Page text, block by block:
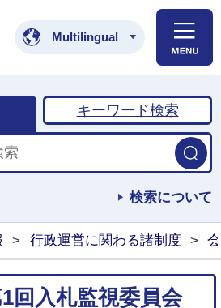
土浦市公式ホームペ
Multilingual
キーワード検索
検索について
> 行政運営に関わる諸制度 >
回入札監視委員会